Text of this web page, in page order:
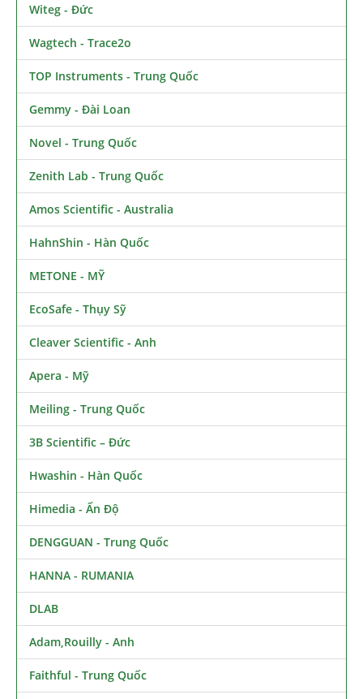
Witeg - Đức
Wagtech - Trace2o
TOP Instruments - Trung Quốc
Gemmy - Đài Loan
Novel - Trung Quốc
Zenith Lab - Trung Quốc
Amos Scientific - Australia
HahnShin - Hàn Quốc
METONE - MỸ
EcoSafe - Thụy Sỹ
Cleaver Scientific - Anh
Apera - Mỹ
Meiling - Trung Quốc
3B Scientific – Đức
Hwashin - Hàn Quốc
Himedia - Ấn Độ
DENGGUAN - Trung Quốc
HANNA - RUMANIA
DLAB
Adam,Rouilly - Anh
Faithful - Trung Quốc